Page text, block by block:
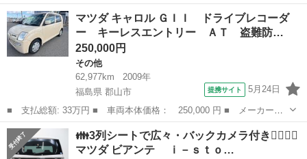
carno=042170 来店不要で全国対応中🗾(※沖縄/北海道/離島除く) 携帯
さえあれば即日審査・契約もできちゃう✨...
山形 鶴岡市 その他
マツダ キャロル ＧＩＩ ドライブレコーダ
ー キーレスエントリー ＡＴ 盗難防…
250,000円
その他
62,977km
2009年
福島県 郡山市
提携サイト 5月24日
■ 支払総額: 33万円 ■ 車両本体価格： 250,000 円 ■ メーカー
名： マツダ ■ 車種名： キャロル ■ グレード名： ＧＩＩ ド
ライブレコーダー キーレスエントリー ＡＴ 盗難防止システム
ＡＢＳ ＣＤ 衝...
福島 郡山市 その他
👪3列シートで広々・バックカメラ付き💁🏻‍♀️✨
マツダ ビアンテ ｉ－ｓｔｏ…